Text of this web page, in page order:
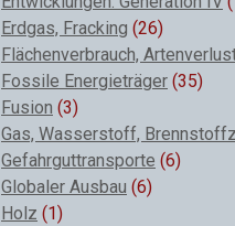
Erdgas, Fracking (26)
Flächenverbrauch,
Fossile Energieträger (35)
Fusion (3)
Gas, Wasserstoff,
Gefahrguttransporte (6)
Globaler Ausbau (6)
Holz (1)